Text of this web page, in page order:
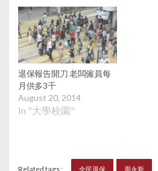
退保報告開刀 老闆僱員每
月供多3千
August 20, 2014
In "大學校園"
Related tags : 全民退保 周永新